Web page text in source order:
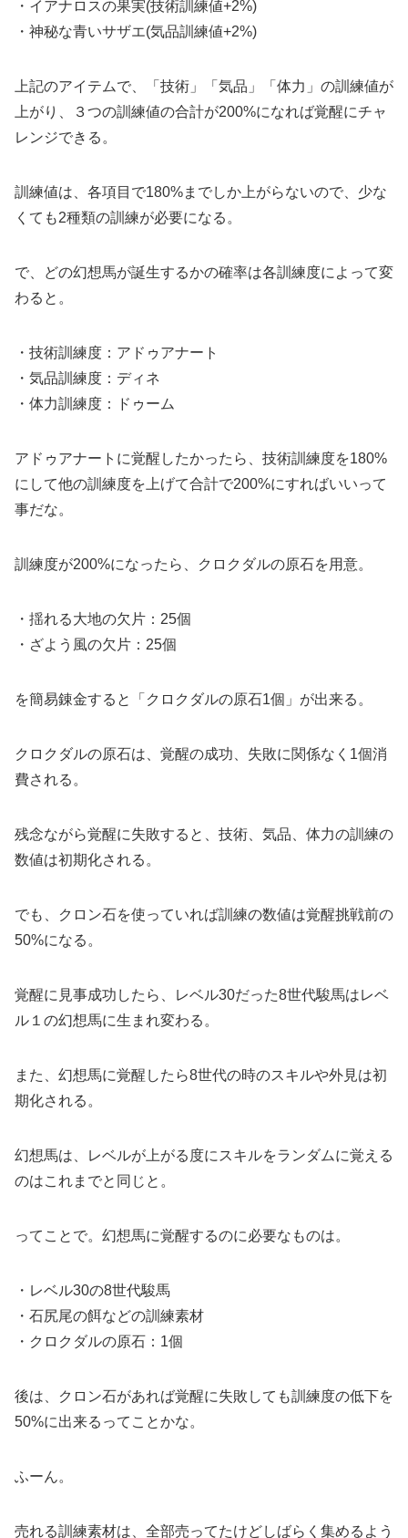
・イアナロスの果実(技術訓練値+2%)
・神秘な青いサザエ(気品訓練値+2%)
上記のアイテムで、「技術」「気品」「体力」の訓練値が
上がり、３つの訓練値の合計が200%になれば覚醒にチャ
レンジできる。
訓練値は、各項目で180%までしか上がらないので、少な
くても2種類の訓練が必要になる。
で、どの幻想馬が誕生するかの確率は各訓練度によって変
わると。
・技術訓練度：アドゥアナート
・気品訓練度：ディネ
・体力訓練度：ドゥーム
アドゥアナートに覚醒したかったら、技術訓練度を180%
にして他の訓練度を上げて合計で200%にすればいいって
事だな。
訓練度が200%になったら、クロクダルの原石を用意。
・揺れる大地の欠片：25個
・ざよう風の欠片：25個
を簡易錬金すると「クロクダルの原石1個」が出来る。
クロクダルの原石は、覚醒の成功、失敗に関係なく1個消
費される。
残念ながら覚醒に失敗すると、技術、気品、体力の訓練の
数値は初期化される。
でも、クロン石を使っていれば訓練の数値は覚醒挑戦前の
50%になる。
覚醒に見事成功したら、レベル30だった8世代駿馬はレベ
ル１の幻想馬に生まれ変わる。
また、幻想馬に覚醒したら8世代の時のスキルや外見は初
期化される。
幻想馬は、レベルが上がる度にスキルをランダムに覚える
のはこれまでと同じと。
ってことで。幻想馬に覚醒するのに必要なものは。
・レベル30の8世代駿馬
・石尻尾の餌などの訓練素材
・クロクダルの原石：1個
後は、クロン石があれば覚醒に失敗しても訓練度の低下を
50%に出来るってことかな。
ふーん。
売れる訓練素材は、全部売ってたけどしばらく集めるよう